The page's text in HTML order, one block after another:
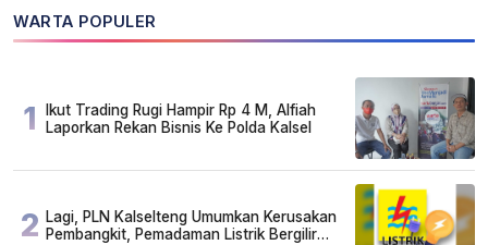
WARTA POPULER
1
Ikut Trading Rugi Hampir Rp 4 M, Alfiah
Laporkan Rekan Bisnis Ke Polda Kalsel
2 Lagi, PLN Kalselteng Umumkan Kerusakan
Pembangkit, Pemadaman Listrik Bergilir